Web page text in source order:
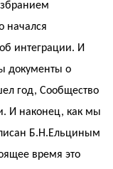
начался
интеграции. И
документы о
год, Сообщество
И наконец, как мы
Б.Н.Ельциным
время это